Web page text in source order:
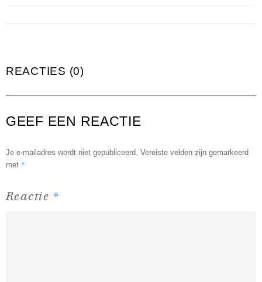
REACTIES (0)
GEEF EEN REACTIE
Je e-mailadres wordt niet gepubliceerd. Vereiste velden zijn gemarkeerd
met *
Reactie *